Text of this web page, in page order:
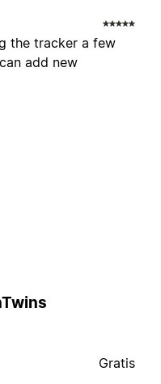
the tracker a few
add new
Gratis